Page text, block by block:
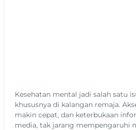
Kesehatan mental jadi salah satu
khususnya di kalangan remaja.
makin cepat, dan keterbukaan
media, tak jarang mempengaruhi